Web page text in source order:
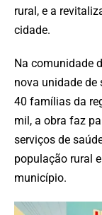
rural, e a
cidade.
Na comunidade
nova unidade de
40 famílias da
mil, a obra faz
serviços de
população rural
município.